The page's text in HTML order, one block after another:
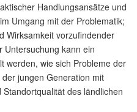
Handlungsansätze und
Umgang mit der Problematik;
Wirksamkeit vorzufindender
Untersuchung kann ein
werden, wie sich Probleme der
jungen Generation mit
des ländlichen